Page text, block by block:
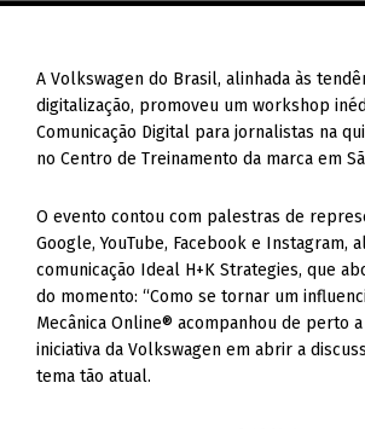
A Volkswagen do Brasil, alinhada às
digitalização, promoveu um workshop
Comunicação Digital para jornalistas na
no Centro de Treinamento da marca em
O evento contou com palestras de
Google, YouTube, Facebook e Instagram,
comunicação Ideal H+K Strategies, que
do momento: “Como se tornar um
Mecânica Online® acompanhou de perto
iniciativa da Volkswagen em abrir a
tema tão atual.